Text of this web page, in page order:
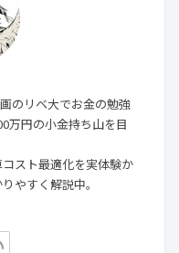
のリベ大でお金の勉強
万円の小金持ち山を目
スト最適化を実体験か
やすく解説中。